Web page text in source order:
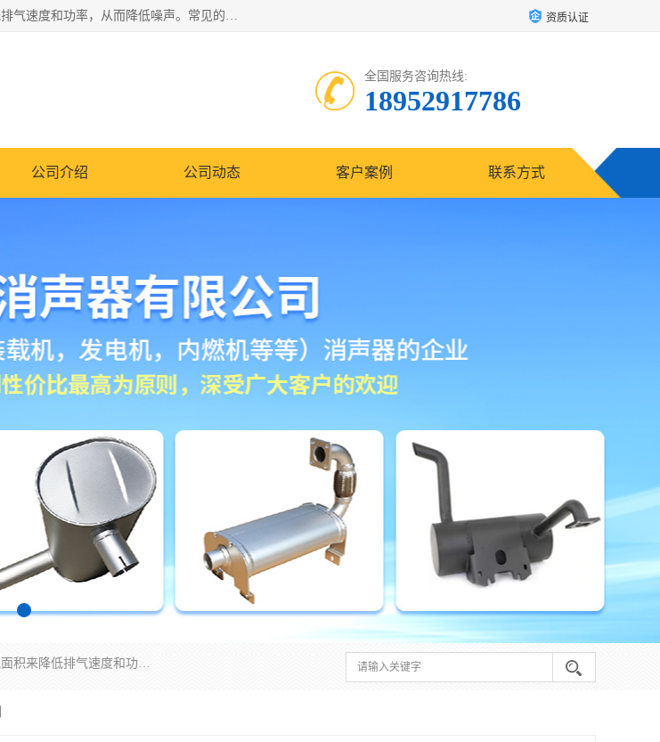
消音器主要用于降低机械设备或枪械等产生的噪声。它通过阻尼或增加排气面积来降低排气速度和功率，从而降低噪声。常见的消音器类型包括阻性消声器、抗性消声器、共振消声器以及阻抗复合式消声器等。这些消音器各有特点，适用于不同频率的噪声消除。 资质认证
全国服务咨询热线:
18952917786
公司介绍 公司动态 客户案例 联系方式
消音器主要用于降低机械设备或枪械等产生的噪声。它通过阻尼或增加排气面积来降低排气速度和功率，从而降低噪声。常见的消音器类型包括阻性消声器、抗性消声器、共振消声器以及阻抗复合式消声器等。这些消音器各有特点，适用于不同频率的噪声消除。